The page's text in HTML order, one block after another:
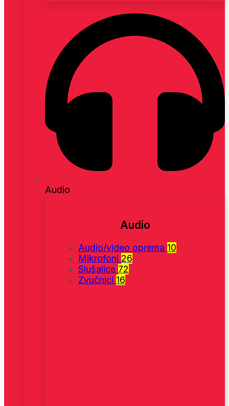
Audio
Audio
Audio/video oprema 10
Mikrofoni 26
Slušalice 72
Zvučnici 16